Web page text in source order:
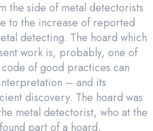
the side of metal detectorists
to the increase of reported
detecting. The hoard which
work is, probably, one of
of good practices can
– and its
discovery. The hoard was
metal detectorist, who at the
part of a hoard,